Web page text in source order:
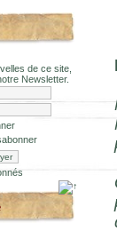
de ce site,
Newsletter.